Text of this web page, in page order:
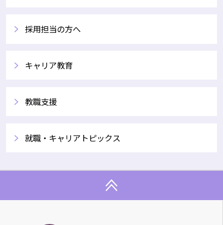
採用担当の方へ
キャリア教育
教職支援
就職・キャリアトピックス